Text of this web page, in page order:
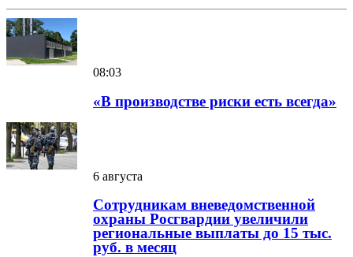
08:03
«В производстве риски есть всегда»
6 августа
Сотрудникам вневедомственной
охраны Росгвардии увеличили
региональные выплаты до 15 тыс.
руб. в месяц